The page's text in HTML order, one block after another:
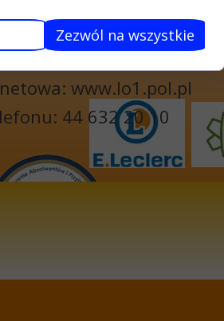
lo1@lo1.pol.pl
www.lo1.pol.pl
44 632 20 10
Zezwól na wszystkie